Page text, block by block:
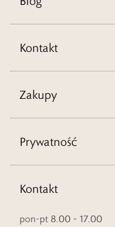
Kontakt
Zakupy
Prywatność
Kontakt
pon-pt 8.00 – 17.00